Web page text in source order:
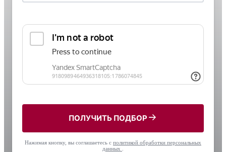
ПОЛУЧИТЬ ПОДБОР
Нажимая кнопку, вы соглашаетесь с политикой обработки персональных
данных